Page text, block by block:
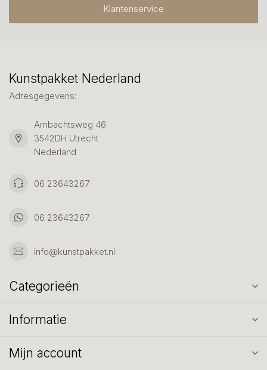
Klantenservice
Kunstpakket Nederland
Adresgegevens:
Ambachtsweg 46
3542DH Utrecht
Nederland
06 23643267
06 23643267
info@kunstpakket.nl
Categorieën
Informatie
Mijn account